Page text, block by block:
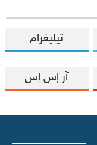
تيليغرام
آر إس إس